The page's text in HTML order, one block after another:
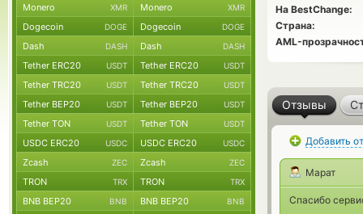
На BestChange:
Страна:
AML-
Отзывы
Добавить
Марат
Спасибо
Monero XMR Monero XMR
Dogecoin DOGE Dogecoin DOGE
Dash DASH Dash DASH
Tether ERC20 USDT Tether ERC20 USDT
Tether TRC20 USDT Tether TRC20 USDT
Tether BEP20 USDT Tether BEP20 USDT
Tether TON USDT Tether TON USDT
USDC ERC20 USDC USDC ERC20 USDC
Zcash ZEC Zcash ZEC
TRON TRX TRON TRX
BNB BEP20 BNB BNB BEP20 BNB